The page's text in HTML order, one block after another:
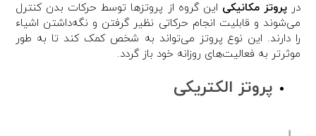
در پروتز مکانیکی این گروه از پروتزها توسط حرکات بدن کنترل
می‌شوند و قابلیت انجام حرکاتی نظیر گرفتن و نگه‌داشتن اشیاء
را دارند. این نوع پروتز می‌تواند به شخص کمک کند تا به طور
موثر‌تر به فعالیت‌های روزانه خود باز گردد.
پروتز الکتریکی